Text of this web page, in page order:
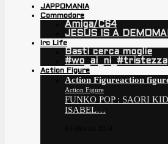
JAPPOMANIA
Commodore
Amiga/C64
JESUS IS A
Irc Life
Basti cerca moglie
#wo_ai_ni_#tristezza
Action Figure
Action Figureaction
Action Figure
FUNKO POP : SAORI
ISABEL…